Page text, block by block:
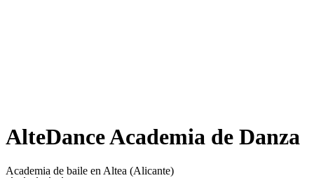
AlteDance Academia de Danza
Academia de baile en Altea (Alicante)